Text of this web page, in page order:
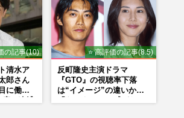
ンドマン長男・櫻井海音
だった
の記事(10)
清水ア
郎さん
に働い
⭐ 高評価の記事(8.5)
反町隆史主演ドラマ
『GTO』の視聴率下落
は“イメージ”の違いか